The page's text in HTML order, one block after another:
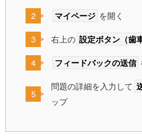
マイページ を開く
右上の 設定ボタン（歯
フィードバックの送信
問題の詳細を入力して
ップ